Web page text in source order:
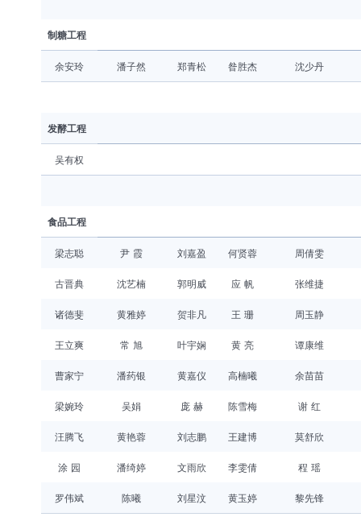
制糖工程
余安玲 潘子然 郑青松 昝胜杰 沈少丹
发酵工程
吴有权
食品工程
梁志聪 尹 霞 刘嘉盈 何贤蓉 周倩雯
古晋典 沈艺楠 郭明威 应 帆 张维捷
诸德斐 黄雅婷 贺非凡 王 珊 周玉静
王立爽 常 旭 叶宇娴 黄 亮 谭康维
曹家宁 潘药银 黄嘉仪 高楠曦 余苗苗
梁婉玲 吴娟 庞 赫 陈雪梅 谢 红
汪腾飞 黄艳蓉 刘志鹏 王建博 莫舒欣
涂 园 潘绮婷 文雨欣 李雯倩 程 瑶
罗伟斌 陈曦 刘星汶 黄玉婷 黎先锋